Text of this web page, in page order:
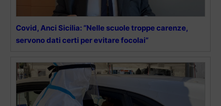
Covid, Anci Sicilia: “Nelle scuole troppe carenze,
servono dati certi per evitare focolai”